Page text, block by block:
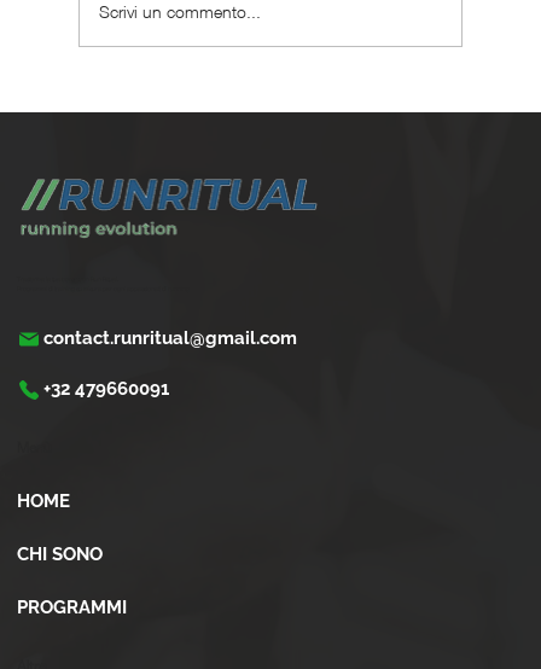
Scrivi un commento...
contact.runritual@gmail.com
+32 479660091
HOME
CHI SONO
PROGRAMMI